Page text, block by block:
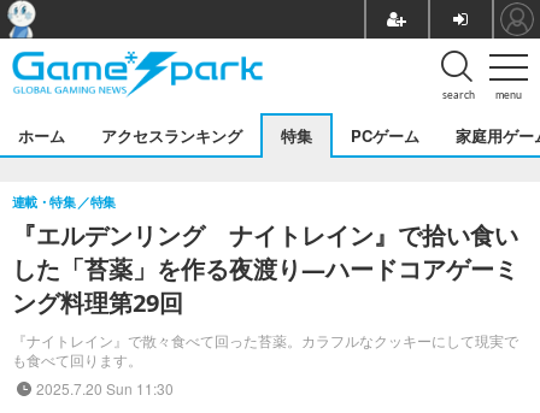
menu
search
ホーム アクセスランキング 特集 PCゲーム 家庭用ゲー
『エルデンリング ナイトレイン』で拾い食い
した「苔薬」を作る夜渡り―ハードコアゲーミ
ング料理第29回
『ナイトレイン』で散々食べて回った苔薬。カラフルなクッキーにして現実で
も食べて回ります。
連載・特集 特集
2025.7.20 Sun 11:30